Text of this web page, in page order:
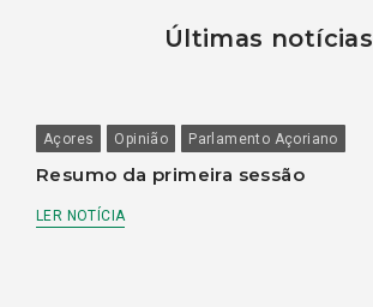
Últimas notícias
Açores Opinião Parlamento Açoriano
Resumo da primeira sessão
LER NOTÍCIA